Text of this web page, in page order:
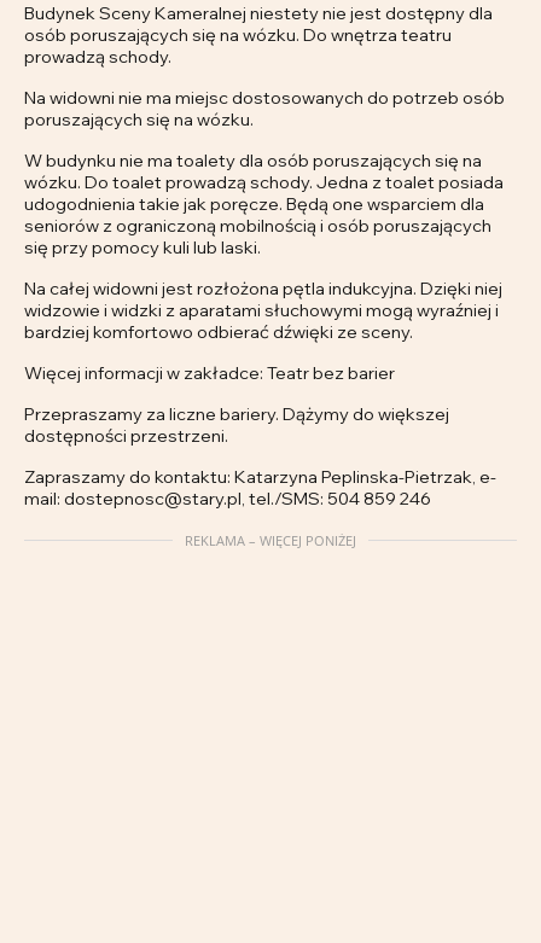
Budynek Sceny Kameralnej niestety nie jest dostępny dla
osób poruszających się na wózku. Do wnętrza teatru
prowadzą schody.
Na widowni nie ma miejsc dostosowanych do potrzeb osób
poruszających się na wózku.
W budynku nie ma toalety dla osób poruszających się na
wózku. Do toalet prowadzą schody. Jedna z toalet posiada
udogodnienia takie jak poręcze. Będą one wsparciem dla
seniorów z ograniczoną mobilnością i osób poruszających
się przy pomocy kuli lub laski.
Na całej widowni jest rozłożona pętla indukcyjna. Dzięki niej
widzowie i widzki z aparatami słuchowymi mogą wyraźniej i
bardziej komfortowo odbierać dźwięki ze sceny.
Więcej informacji w zakładce: Teatr bez barier
Przepraszamy za liczne bariery. Dążymy do większej
dostępności przestrzeni.
Zapraszamy do kontaktu: Katarzyna Peplinska-Pietrzak, e-
mail: dostepnosc@stary.pl, tel./SMS: 504 859 246
REKLAMA – WIĘCEJ PONIŻEJ